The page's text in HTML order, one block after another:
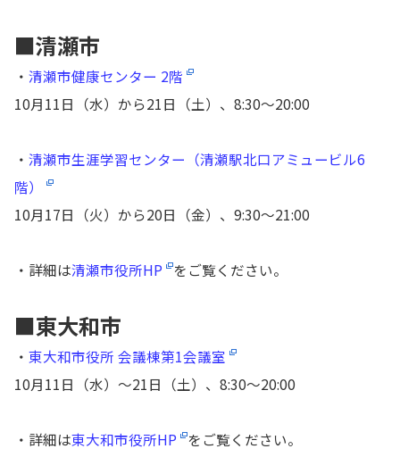
■清瀬市
・ 清瀬市健康センター 2階
10月11日（水）から21日（土）、8:30〜20:00
・ 清瀬市生涯学習センター（清瀬駅北口アミュービル6
階）
10月17日（火）から20日（金）、9:30〜21:00
・詳細は清瀬市役所HP をご覧ください。
■東大和市
・ 東大和市役所 会議棟第1会議室
10月11日（水）〜21日（土）、8:30〜20:00
・詳細は東大和市役所HP をご覧ください。